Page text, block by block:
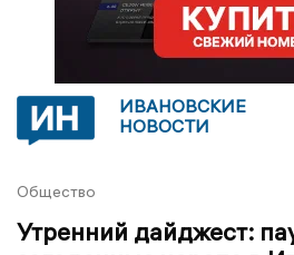
ИВАНОВСКИЕ
НОВОСТИ
Общество
Утренний дайджест: